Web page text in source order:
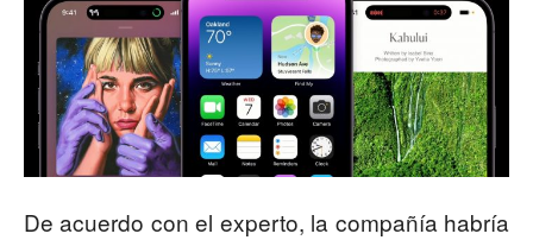
De acuerdo con el experto, la compañía habría